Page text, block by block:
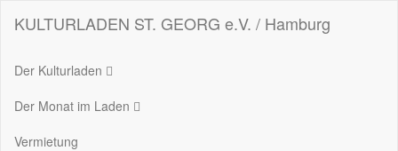
KULTURLADEN ST. GEORG e.V. / Hamburg
Der Kulturladen
Der Monat im Laden
Vermietung